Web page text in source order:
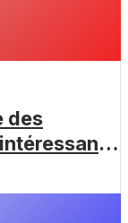
des